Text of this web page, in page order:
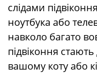
слідами
ноутбука або
навколо багато
підвіконня
вашому коту або